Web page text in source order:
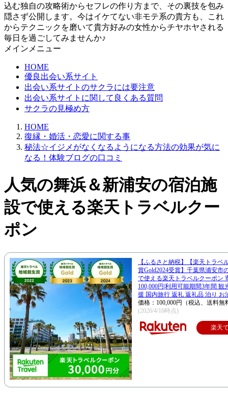
込む独自の攻略術からセフレの作り方まで、その裏技を包み
隠さず公開します。今はイケてない非モテ系の貴方も、これ
からテクニックを磨いて貴方好みの女性からチヤホヤされる
毎日を過ごしてみませんか♪
メインメニュー
HOME
優良出会い系サイト
出会い系サイトのサクラには要注意
出会い系サイトに関して良くある質問
サクラの見極め方
HOME
復縁・婚活・恋愛に関する事
秘法☆イジメがなくなるようになる方法の効果が気に
なる！体験ブログの口コミ
人気の舞浜＆新浦安の宿泊施
設で使える楽天トラベルクー
ポン
【ふるさと納税】【楽天トラベ
賞Gold2024受賞】千葉県浦安市
で使える楽天トラベルクーポン
100,000円|利用可能期間3年間 観
援 国内旅行 返礼 返礼品 泊り お
価格：100,000円（税込、送料無
(2026/4/16時点)
楽天